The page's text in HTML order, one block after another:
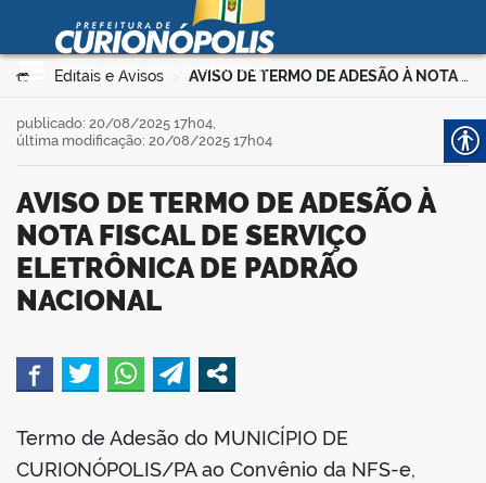
Ir para o conteúdo
Prefeitura Municipal de
Curionópolis
portal
Você está aqui:
Editais e Avisos > AVISO DE TERMO DE ADESÃO À NOTA FISCAL DE SERVIÇO ELETRÔNICA DE PADRÃO NACIONAL
AVISO DE TERMO DE ADESÃO À
NOTA FISCAL DE SERVIÇO
ELETRÔNICA DE PADRÃO
NACIONAL
publicado: 20/08/2025 17h04,
última modificação: 20/08/2025 17h04
Termo de Adesão do MUNICÍPIO DE
CURIONÓPOLIS/PA ao Convênio da NFS-e,